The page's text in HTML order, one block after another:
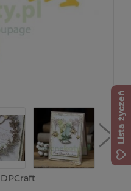
DPCraft
Lista życzeń